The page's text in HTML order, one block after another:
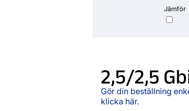
Jämför
2,5/2,5
Gör din beställning
klicka här.